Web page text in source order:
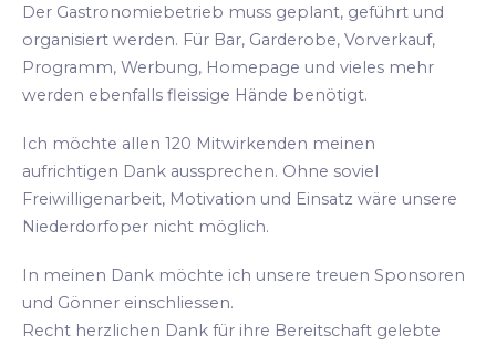
Der Gastronomiebetrieb muss geplant, geführt und
organisiert werden. Für Bar, Garderobe, Vorverkauf,
Programm, Werbung, Homepage und vieles mehr
werden ebenfalls fleissige Hände benötigt.
Ich möchte allen 120 Mitwirkenden meinen
aufrichtigen Dank aussprechen. Ohne soviel
Freiwilligenarbeit, Motivation und Einsatz wäre unsere
Niederdorfoper nicht möglich.
In meinen Dank möchte ich unsere treuen Sponsoren
und Gönner einschliessen.
Recht herzlichen Dank für ihre Bereitschaft gelebte